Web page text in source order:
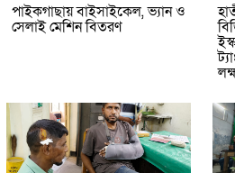
পাইকগাছায় বাইসাইকেল, ভ্যান ও
সেলাই মেশিন বিতরণ